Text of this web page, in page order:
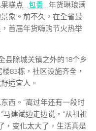
糕点…包養…年货琳琅满
象。前不久，在全省最
首届年货嗨购节火热举
县除城关镇之外的18个乡
83栋，社区设施齐全，
适宜人。
西。“离过年还有一段时
建斌边走边说，“从祖祖
，变化太大了，生活真是